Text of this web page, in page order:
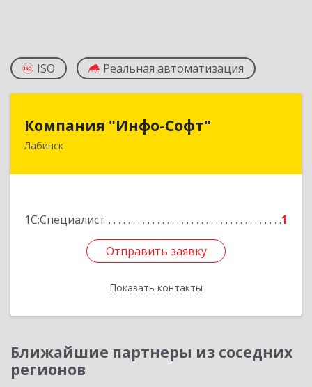
ISO Реальная автоматизация
Компания "Инфо-Софт"
Лабинск
1С:Специалист 1
Отправить заявку
Показать контакты
Компания "Инфо-Софт"
352500, Краснодарский край, Лабинский р-н,
Отправить заявку
Назад
Ближайшие партнеры из соседних
регионов